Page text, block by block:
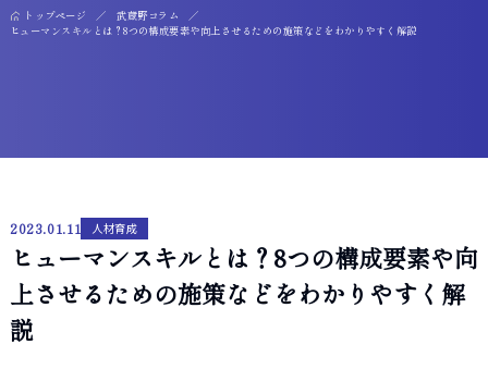
トップページ
武蔵野コラム
ヒューマンスキルとは？8つの構成要素や向上させるための施策などをわかりやすく解説
2023.01.11 人材育成
ヒューマンスキルとは？8つの構成要素や向
上させるための施策などをわかりやすく解
説